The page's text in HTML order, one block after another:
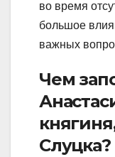
во время
большое
важных
Чем
Слуцка?